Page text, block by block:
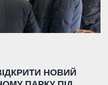
НОВИЙ